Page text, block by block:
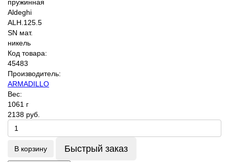
Код товара:
45483
Производитель:
ARMADILLO
Вес:
1061 г
2138 руб.
В корзину Быстрый заказ